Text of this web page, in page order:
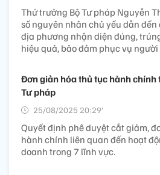
Thứ trưởng Bộ Tư pháp Nguyễn
số nguyên nhân chủ yếu dẫn
địa phương nhận diện đúng,
hiệu quả, bảo đảm phục vụ
Đơn giản hóa thủ tục hành chính
Tư pháp
25/08/2025 20:29’
Quyết định phê duyệt cắt giảm,
hành chính liên quan đến hoạt
doanh trong 7 lĩnh vực.